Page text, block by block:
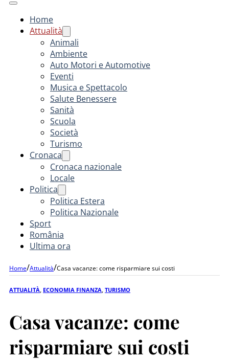
Home
Attualità
Animali
Ambiente
Auto Motori e Automotive
Eventi
Musica e Spettacolo
Salute Benessere
Sanità
Scuola
Società
Turismo
Cronaca
Cronaca nazionale
Locale
Politica
Politica Estera
Politica Nazionale
Sport
România
Ultima ora
Home/Attualità/Casa vacanze: come risparmiare sui costi
ATTUALITÀ ECONOMIA FINANZA TURISMO
Casa vacanze: come
risparmiare sui costi